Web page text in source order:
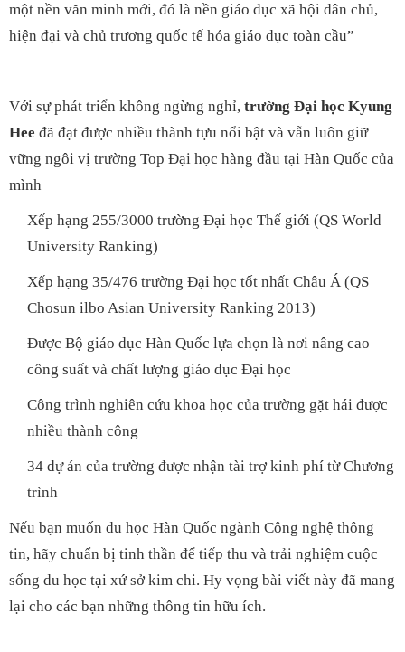
một nền văn minh mới, đó là nền giáo dục xã hội dân chủ,
hiện đại và chủ trương quốc tế hóa giáo dục toàn cầu”
Với sự phát triển không ngừng nghỉ, trường Đại học Kyung
Hee đã đạt được nhiều thành tựu nổi bật và vẫn luôn giữ
vững ngôi vị trường Top Đại học hàng đầu tại Hàn Quốc của
mình
Xếp hạng 255/3000 trường Đại học Thế giới (QS World
University Ranking)
Xếp hạng 35/476 trường Đại học tốt nhất Châu Á (QS
Chosun ilbo Asian University Ranking 2013)
Được Bộ giáo dục Hàn Quốc lựa chọn là nơi nâng cao
công suất và chất lượng giáo dục Đại học
Công trình nghiên cứu khoa học của trường gặt hái được
nhiều thành công
34 dự án của trường được nhận tài trợ kinh phí từ Chương
trình
Nếu bạn muốn du học Hàn Quốc ngành Công nghệ thông
tin, hãy chuẩn bị tinh thần để tiếp thu và trải nghiệm cuộc
sống du học tại xứ sở kim chi. Hy vọng bài viết này đã mang
lại cho các bạn những thông tin hữu ích.